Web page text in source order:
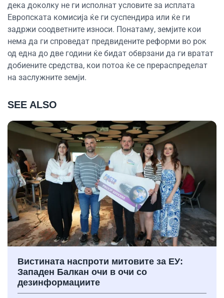
дека доколку не ги исполнат условите за исплата
Европската комисија ќе ги суспендира или ќе ги
задржи соодветните износи. Понатаму, земјите кои
нема да ги спроведат предвидените реформи во рок
од една до две години ќе бидат обврзани да ги вратат
добиените средства, кои потоа ќе се прераспределат
на заслужните земји.
SEE ALSO
Вистината наспроти митовите за ЕУ:
Западен Балкан очи в очи со
дезинформациите